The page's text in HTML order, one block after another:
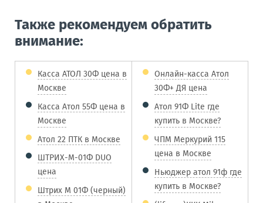
Также рекомендуем обратить
внимание:
Касса АТОЛ 30Ф цена в
Москве
Касса Атол 55Ф цена в
Москве
Атол 22 ПТК в Москве
ШТРИХ-М-01Ф DUO
цена
Штрих М 01Ф (черный)
Онлайн-касса Атол
30Ф+ ДЯ цена
Атол 91Ф Lite где
купить в Москве?
ЧПМ Меркурий 115
цена в Москве
Ньюджер атол 91ф где
купить в Москве?